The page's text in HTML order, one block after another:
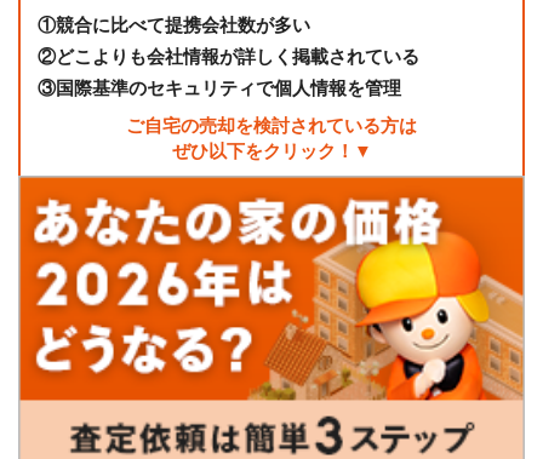
①競合に比べて提携会社数が多い
②どこよりも会社情報が詳しく掲載されている
③国際基準のセキュリティで個人情報を管理
ご自宅の売却を検討されている方は
ぜひ以下をクリック！▼